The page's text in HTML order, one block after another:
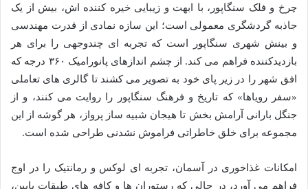
چرخ و فلک سنگاپور، با ابهت و زیبایی خیره کننده اش، بیش از یک
جاذبه گردشگری معمولی است؛ این سازه نمادی از قدرت مهندسی
و بینش شهری سنگاپور است که تجربه ای چندوجهی را برای هر
بازدیدکننده فراهم می کند. از چشم اندازهای پانورامیک ۳۶۰ درجه که
افق شهر را در زیر پای خود به تصویر می کشند تا گالری های تعاملی
«سفر رویاها» که تاریخ و فرهنگ سنگاپور را روایت می کنند، و از
جنگل بارانی آرامش بخش تا هیجان شبیه ساز پرواز، هر گوشه از این
مجموعه برای خلق خاطراتی فراموش نشدنی طراحی شده است.
امکانات غذاخوری در آسمان، تجربه ای لوکس و رمانتیک را در اوج
فراهم می آورد، در حالی که رستوران ها و کافه های طبقات پایین،